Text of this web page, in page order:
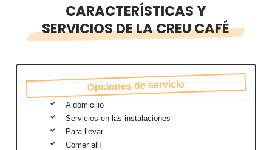
CARACTERÍSTICAS Y
SERVICIOS DE LA CREU CAFÉ
Opciones de servicio
A domicilio
Servicios en las instalaciones
Para llevar
Comer allí